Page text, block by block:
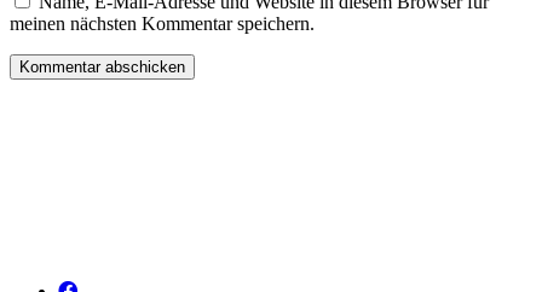
meinen nächsten Kommentar speichern.